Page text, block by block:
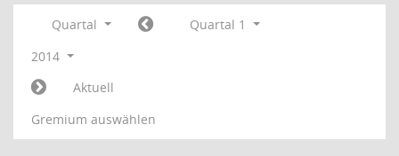
Quartal
Quartal 1
2014
Aktuell
Gremium auswählen